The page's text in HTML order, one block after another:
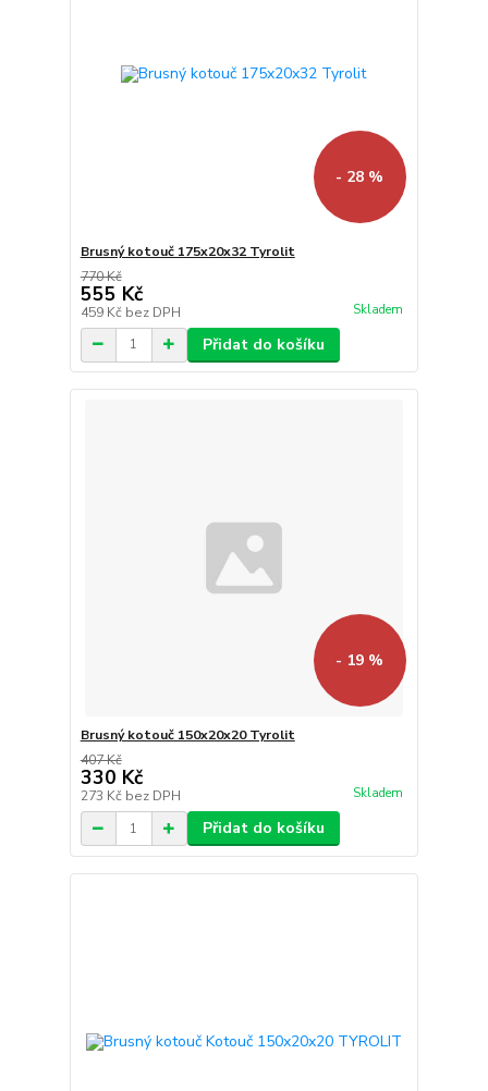
- 28 %
Brusný kotouč 175x20x32 Tyrolit
770 Kč
555 Kč
459 Kč bez DPH Skladem
Přidat do košíku
- 19 %
Brusný kotouč 150x20x20 Tyrolit
407 Kč
330 Kč
273 Kč bez DPH Skladem
Přidat do košíku